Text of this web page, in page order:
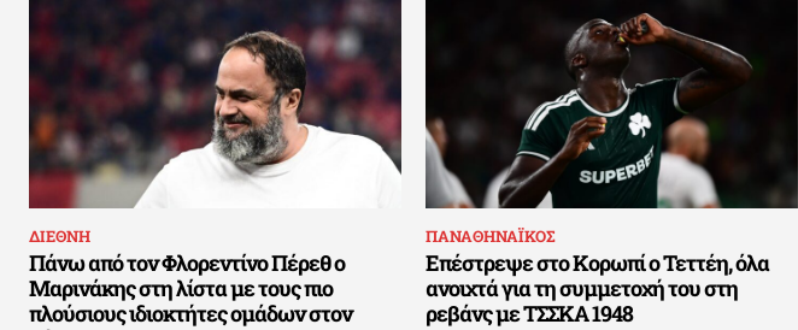
ΔΙΕΘΝΗ
Πάνω από τον Φλορεντίνο Πέρεθ ο
Μαρινάκης στη λίστα με τους πιο
πλούσιους ιδιοκτήτες ομάδων στον
ΠΑΝΑΘΗΝΑΪΚΟΣ
Επέστρεψε στο Κορωπί ο Τεττέη, όλα
ανοιχτά για τη συμμετοχή του στη
ρεβάνς με ΤΣΣΚΑ 1948